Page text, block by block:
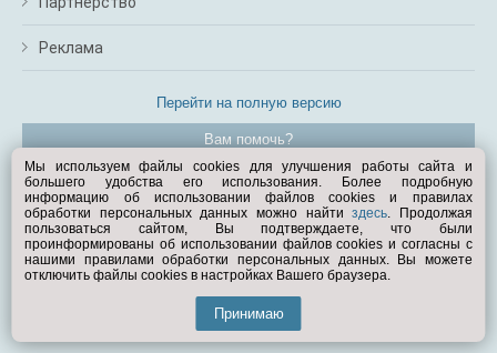
Реклама
Перейти на полную версию
Вам помочь?
© Exist.ru 1998—2026
Мы используем файлы cookies для улучшения работы сайта и
большего удобства его использования. Более подробную
информацию об использовании файлов cookies и правилах
обработки персональных данных можно найтиздесь. Продолжая
пользоваться сайтом, Вы подтверждаете, что были
проинформированы об использовании файлов cookies и согласны с
нашими правилами обработки персональных данных. Вы можете
отключить файлы cookies в настройках Вашего браузера.
Принимаю